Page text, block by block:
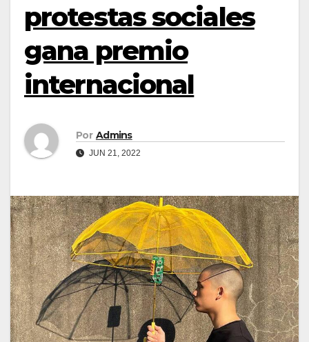
protestas sociales
gana premio
internacional
Por Admins
JUN 21, 2022